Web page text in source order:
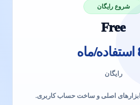
شروع رایگان
Free
رایگان
اصلی و ساخت حساب کاربری.